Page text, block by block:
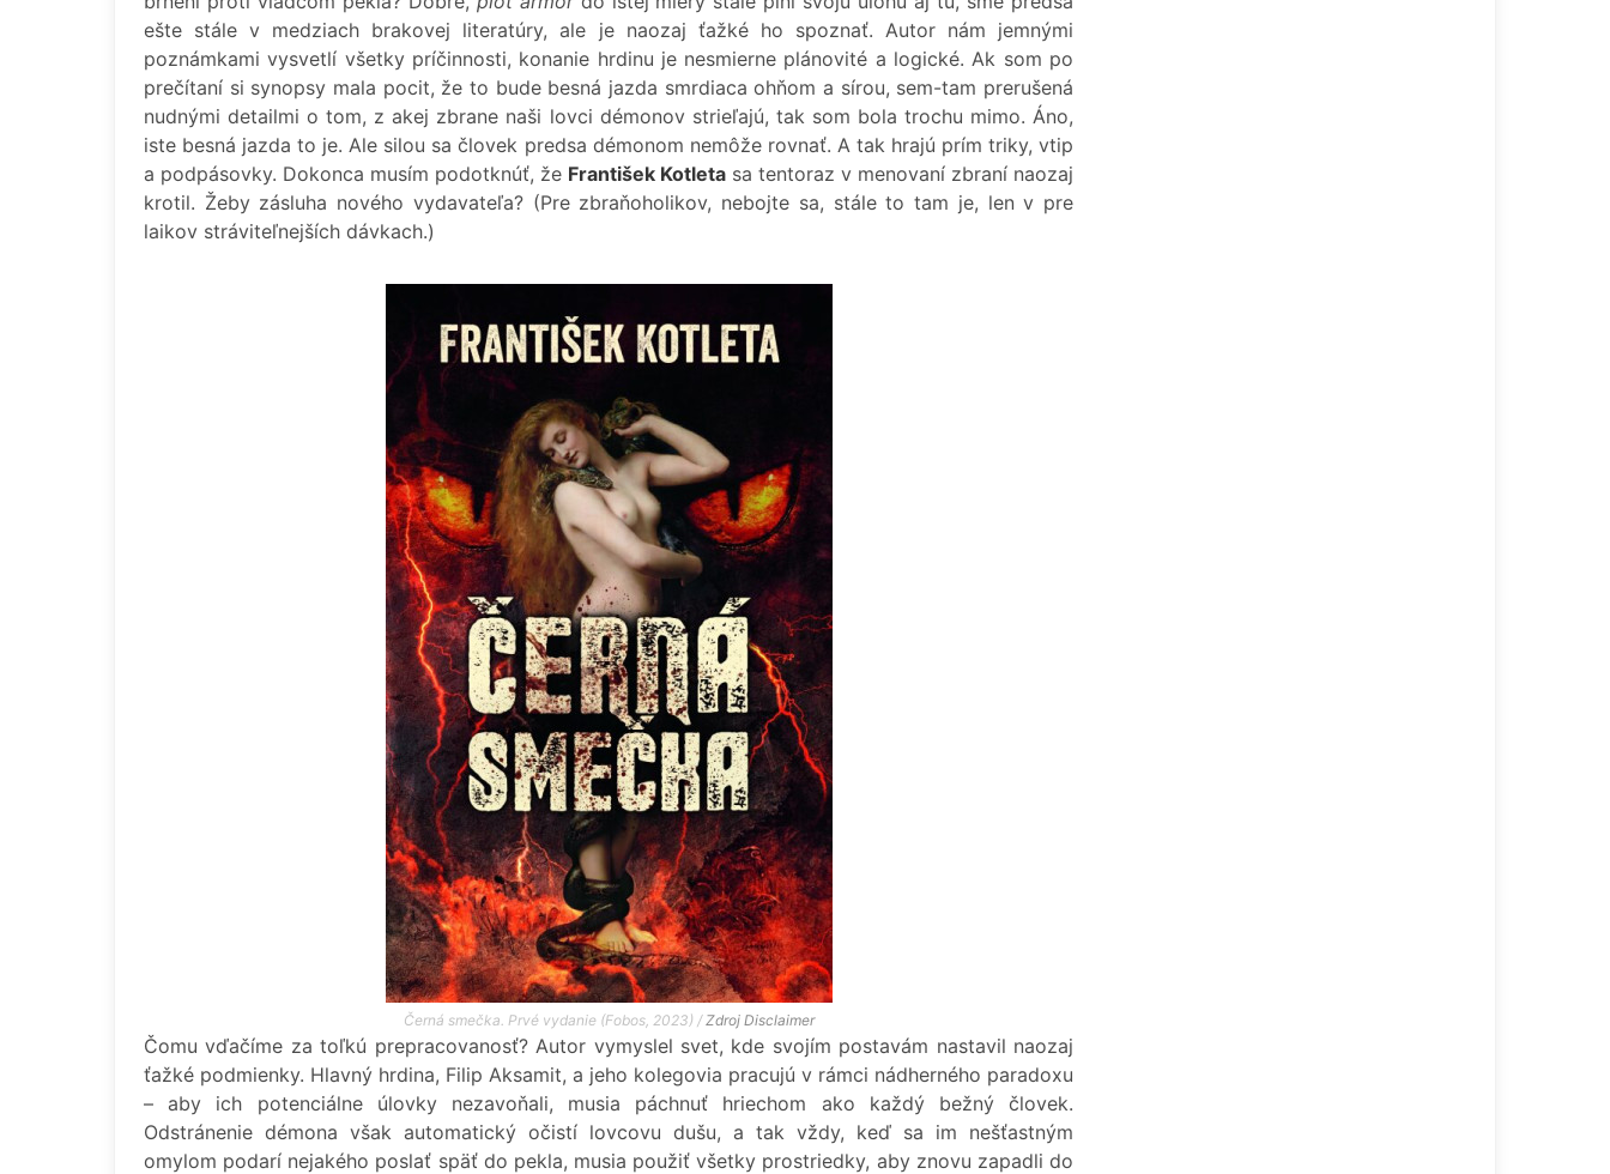
ešte stále v medziach brakovej literatúry, ale je naozaj ťažké ho spoznať. Autor nám jemnými
poznámkami vysvetlí všetky príčinnosti, konanie hrdinu je nesmierne plánovité a logické. Ak som po
prečítaní si synopsy mala pocit, že to bude besná jazda smrdiaca ohňom a sírou, sem-tam prerušená
nudnými detailmi o tom, z akej zbrane naši lovci démonov strieľajú, tak som bola trochu mimo. Áno,
iste besná jazda to je. Ale silou sa človek predsa démonom nemôže rovnať. A tak hrajú prím triky, vtip
a podpásovky. Dokonca musím podotknúť, že František Kotleta sa tentoraz v menovaní zbraní naozaj
krotil. Žeby zásluha nového vydavateľa? (Pre zbraňoholikov, nebojte sa, stále to tam je, len v pre
laikov stráviteľnejších dávkach.)
Černá smečka. Prvé vydanie (Fobos, 2023) /Zdroj Disclaimer
Čomu vďačíme za toľkú prepracovanosť? Autor vymyslel svet, kde svojím postavám nastavil naozaj
ťažké podmienky. Hlavný hrdina, Filip Aksamit, a jeho kolegovia pracujú v rámci nádherného paradoxu
– aby ich potenciálne úlovky nezavoňali, musia páchnuť hriechom ako každý bežný človek.
Odstránenie démona však automatický očistí lovcovu dušu, a tak vždy, keď sa im nešťastným
omylom podarí nejakého poslať späť do pekla, musia použiť všetky prostriedky, aby znovu zapadli do